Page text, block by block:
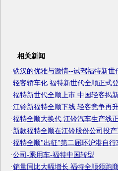
相关新闻
·铁汉的优雅与激情--试驾福特新世
·轻客轿车化 福特新世代全顺正式
·福特新世代全顺上市 中国轻客揭
·江铃新福特全顺下线 轻客竞争再
·福特全顺大换代 江铃汽车生产线
·新款福特全顺在江铃股份公司投
·福特全顺"出征"第二届环沪港自行
·公司-乘用车-福特中国转型
·销量同比大幅增长 福特全顺领跑